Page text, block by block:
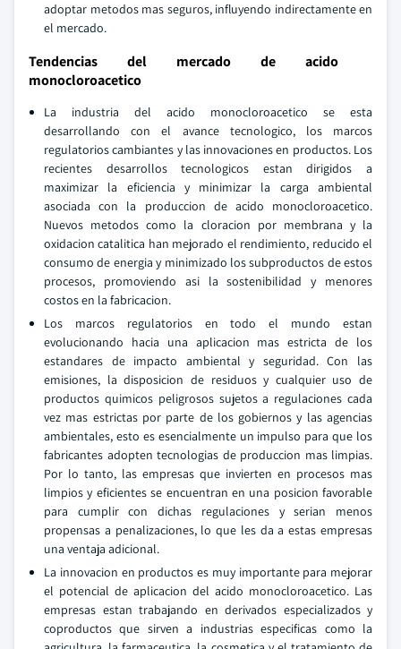
adoptar metodos mas seguros, influyendo indirectamente en
el mercado.
Tendencias del mercado de acido
monocloroacetico
La industria del acido monocloroacetico se esta
desarrollando con el avance tecnologico, los marcos
regulatorios cambiantes y las innovaciones en productos. Los
recientes desarrollos tecnologicos estan dirigidos a
maximizar la eficiencia y minimizar la carga ambiental
asociada con la produccion de acido monocloroacetico.
Nuevos metodos como la cloracion por membrana y la
oxidacion catalitica han mejorado el rendimiento, reducido el
consumo de energia y minimizado los subproductos de estos
procesos, promoviendo asi la sostenibilidad y menores
costos en la fabricacion.
Los marcos regulatorios en todo el mundo estan
evolucionando hacia una aplicacion mas estricta de los
estandares de impacto ambiental y seguridad. Con las
emisiones, la disposicion de residuos y cualquier uso de
productos quimicos peligrosos sujetos a regulaciones cada
vez mas estrictas por parte de los gobiernos y las agencias
ambientales, esto es esencialmente un impulso para que los
fabricantes adopten tecnologias de produccion mas limpias.
Por lo tanto, las empresas que invierten en procesos mas
limpios y eficientes se encuentran en una posicion favorable
para cumplir con dichas regulaciones y serian menos
propensas a penalizaciones, lo que les da a estas empresas
una ventaja adicional.
La innovacion en productos es muy importante para mejorar
el potencial de aplicacion del acido monocloroacetico. Las
empresas estan trabajando en derivados especializados y
coproductos que sirven a industrias especificas como la